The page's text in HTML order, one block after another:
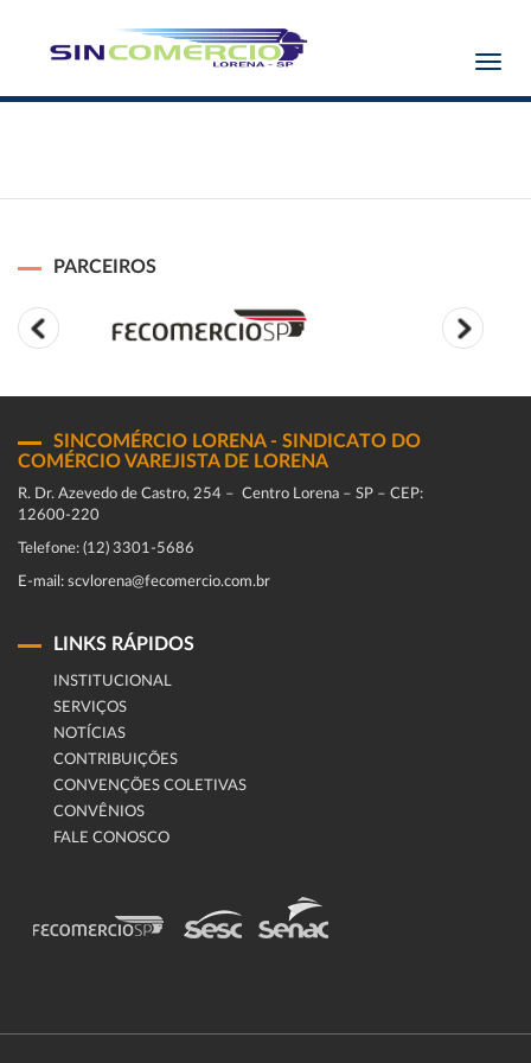
PARCEIROS
SINCOMÉRCIO LORENA - SINDICATO DO
COMÉRCIO VAREJISTA DE LORENA
R. Dr. Azevedo de Castro, 254 – Centro Lorena – SP – CEP:
12600-220
Telefone: (12) 3301-5686
E-mail: scvlorena@fecomercio.com.br
LINKS RÁPIDOS
INSTITUCIONAL
SERVIÇOS
NOTÍCIAS
CONTRIBUIÇÕES
CONVENÇÕES COLETIVAS
CONVÊNIOS
FALE CONOSCO